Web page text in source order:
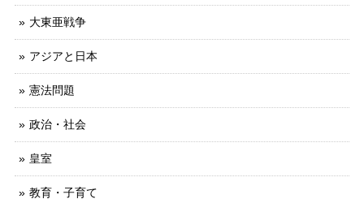
大東亜戦争
アジアと日本
憲法問題
政治・社会
皇室
教育・子育て